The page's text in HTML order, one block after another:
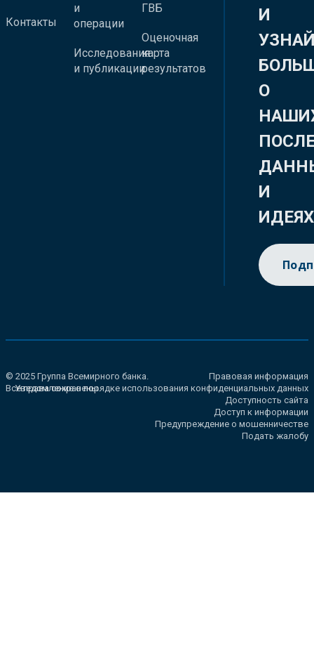
Контакты
и
операции
Исследования
и публикации
ГВБ
Оценочная
карта
результатов
И
О
И
ИДЕЯХ
© 2025 Группа Всемирного банка.
Все права сохранены.
Правовая информация
Уведомление о порядке использования конфиденциальных данных
Доступность сайта
Доступ к информации
Предупреждение о мошенничестве
Подать жалобу